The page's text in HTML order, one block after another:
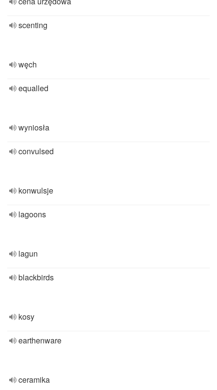
scenting
węch
equalled
wyniosła
convulsed
konwulsje
lagoons
lagun
blackbirds
kosy
earthenware
ceramika